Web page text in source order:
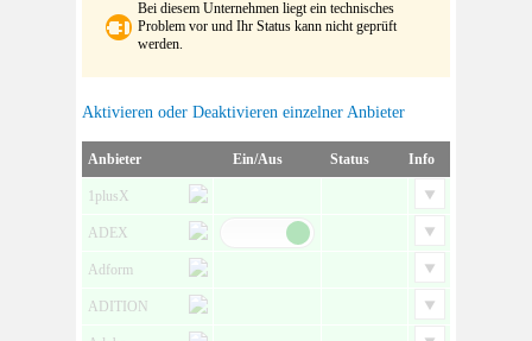
Bei diesem Unternehmen liegt ein technisches
Problem vor und Ihr Status kann nicht geprüft
werden.